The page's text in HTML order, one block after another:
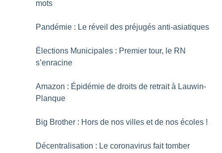
mots
Pandémie : Le réveil des préjugés anti-asiatiques
Élections Municipales : Premier tour, le RN
s’enracine
Amazon : Épidémie de droits de retrait à Lauwin-
Planque
Big Brother : Hors de nos villes et de nos écoles !
Décentralisation : Le coronavirus fait tomber